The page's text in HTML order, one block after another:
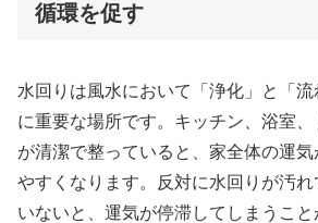
循環を促す
水回りは風水において「浄化」と「
に重要な場所です。キッチン、浴室、
が清潔で整っていると、家全体の運
やすくなります。反対に水回りが汚
いないと、運気が停滞してしまうこ